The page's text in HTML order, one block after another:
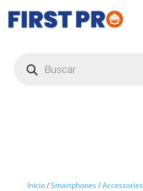
productos
Inicio/Smartphones /Accessories